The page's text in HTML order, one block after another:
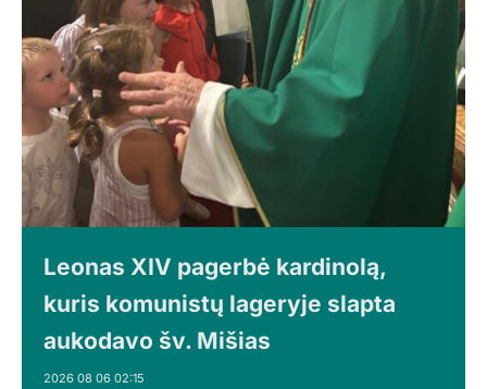
Leonas XIV pagerbė kardinolą,
kuris komunistų lageryje slapta
aukodavo šv. Mišias
2026 08 06 02:15